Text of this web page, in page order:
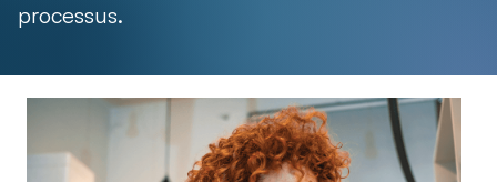
processus.